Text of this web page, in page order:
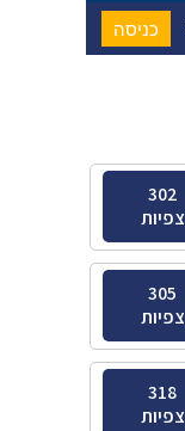
302
צפיות
305
צפיות
318
צפיות